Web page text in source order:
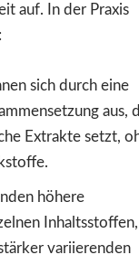
auf. In der Praxis
sich durch eine
aus,
Extrakte setzt,
höhere
Inhaltsstoffen,
variierenden